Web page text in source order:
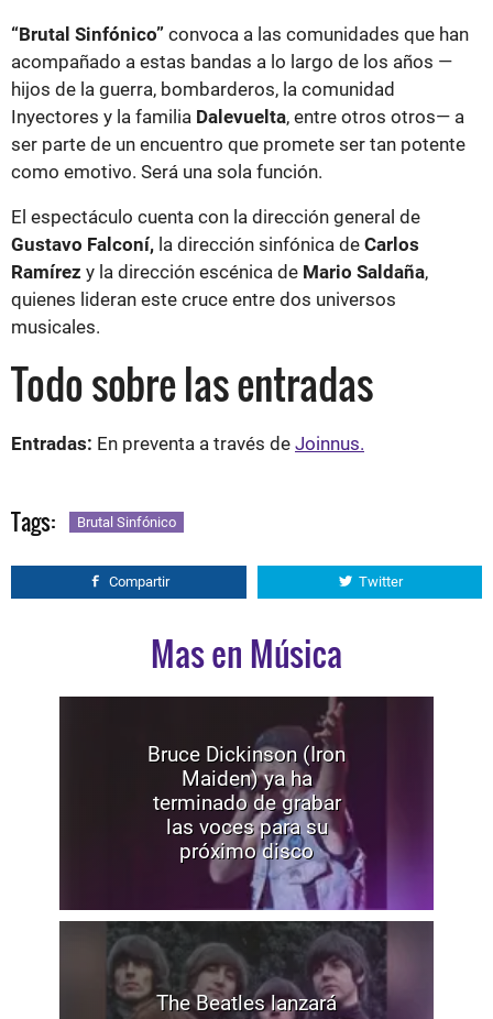
“Brutal Sinfónico” convoca a las comunidades que han
acompañado a estas bandas a lo largo de los años —
hijos de la guerra, bombarderos, la comunidad
Inyectores y la familia Dalevuelta, entre otros otros— a
ser parte de un encuentro que promete ser tan potente
como emotivo. Será una sola función.
El espectáculo cuenta con la dirección general de
Gustavo Falconí, la dirección sinfónica de Carlos
Ramírez y la dirección escénica de Mario Saldaña,
quienes lideran este cruce entre dos universos
musicales.
Todo sobre las entradas
Entradas: En preventa a través de Joinnus.
Tags: Brutal Sinfónico
Compartir Twitter
Mas en Música
Bruce Dickinson (Iron
Maiden) ya ha
terminado de grabar
las voces para su
próximo disco
The Beatles lanzará